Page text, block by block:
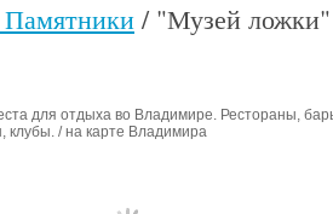
/ "Музей
для отдыха во Владимире. Рестораны,
клубы. / на карте Владимира